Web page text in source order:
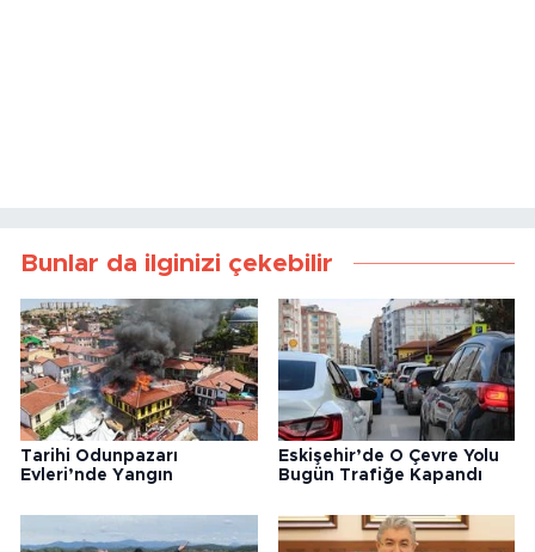
Bunlar da ilginizi çekebilir
Tarihi Odunpazarı
Evleri’nde Yangın
Eskişehir’de O Çevre Yolu
Bugün Trafiğe Kapandı